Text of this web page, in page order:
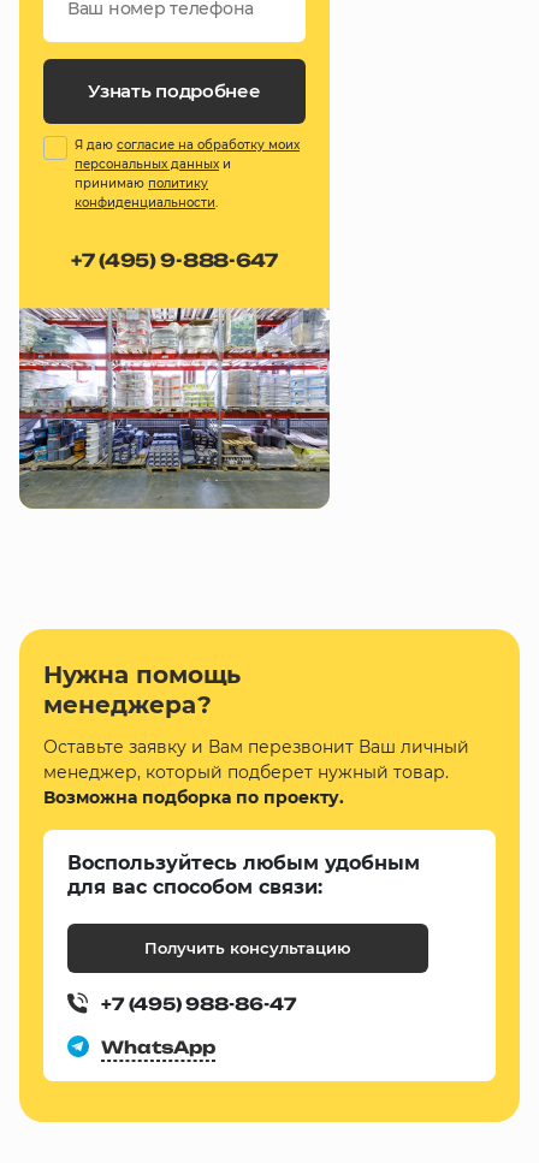
Узнать подробнее
Я даю согласие на обработку моих
персональных данных и
принимаю политику
конфиденциальности.
+7 (495) 9-888-647
Нужна помощь
менеджера?
Оставьте заявку и Вам перезвонит Ваш личный
менеджер, который подберет нужный товар.
Возможна подборка по проекту.
Воспользуйтесь любым удобным
для вас способом связи:
Получить консультацию
+7 (495) 988-86-47
WhatsApp